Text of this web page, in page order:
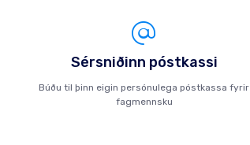
Sérsniðinn póstkassi
Búðu til þinn eigin persónulega póstkassa fyrir
fagmennsku